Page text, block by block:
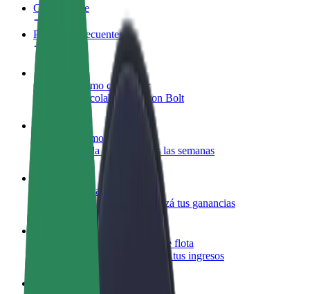
Cómo unirse
Preguntas frecuentes
Colaborar como conductor
Gana dinero colaborando con Bolt
Colaborar como repartidor
Repartí comida y cobrá todas las semanas
Añadir un restaurante o tienda
Llegá a más clientes y maximizá tus ganancias
Registrarse como propietario de flota
Añadí tu flota a Bolt y potenciá tus ingresos